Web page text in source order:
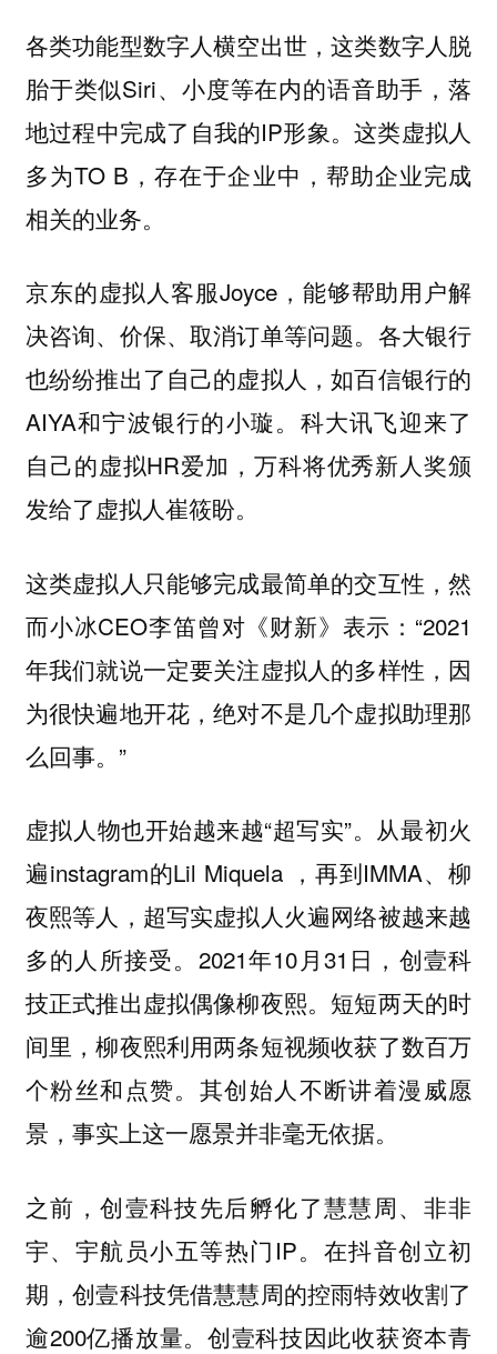
各类功能型数字人横空出世，这类数字人脱
胎于类似Siri、小度等在内的语音助手，落
地过程中完成了自我的IP形象。这类虚拟人
多为TO B，存在于企业中，帮助企业完成
相关的业务。
京东的虚拟人客服Joyce，能够帮助用户解
决咨询、价保、取消订单等问题。各大银行
也纷纷推出了自己的虚拟人，如百信银行的
AIYA和宁波银行的小璇。科大讯飞迎来了
自己的虚拟HR爱加，万科将优秀新人奖颁
发给了虚拟人崔筱盼。
这类虚拟人只能够完成最简单的交互性，然
而小冰CEO李笛曾对《财新》表示：“2021
年我们就说一定要关注虚拟人的多样性，因
为很快遍地开花，绝对不是几个虚拟助理那
么回事。”
虚拟人物也开始越来越“超写实”。从最初火
遍instagram的Lil Miquela ，再到IMMA、柳
夜熙等人，超写实虚拟人火遍网络被越来越
多的人所接受。2021年10月31日，创壹科
技正式推出虚拟偶像柳夜熙。短短两天的时
间里，柳夜熙利用两条短视频收获了数百万
个粉丝和点赞。其创始人不断讲着漫威愿
景，事实上这一愿景并非毫无依据。
之前，创壹科技先后孵化了慧慧周、非非
宇、宇航员小五等热门IP。在抖音创立初
期，创壹科技凭借慧慧周的控雨特效收割了
逾200亿播放量。创壹科技因此收获资本青